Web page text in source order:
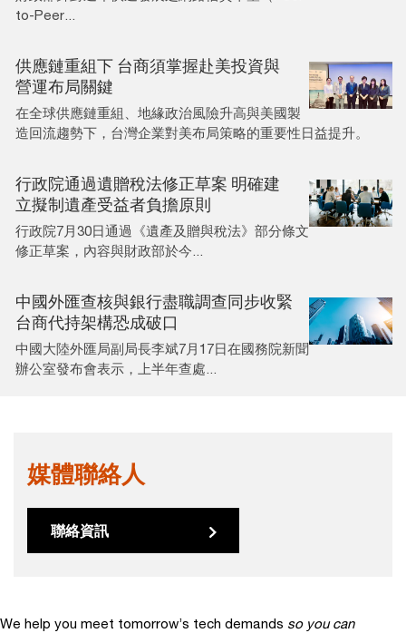
to-Peer...
供應鏈重組下 台商須掌握赴美投資與
營運布局關鍵
在全球供應鏈重組、地緣政治風險升高與美國製
造回流趨勢下，台灣企業對美布局策略的重要性日益提升。
行政院通過遺贈稅法修正草案 明確建
立擬制遺產受益者負擔原則
行政院7月30日通過《遺產及贈與稅法》部分條文
修正草案，內容與財政部於今...
中國外匯查核與銀行盡職調查同步收緊
台商代持架構恐成破口
中國大陸外匯局副局長李斌7月17日在國務院新聞
辦公室發布會表示，上半年查處...
媒體聯絡人
聯絡資訊
We help you meet tomorrow’s tech demands so you can